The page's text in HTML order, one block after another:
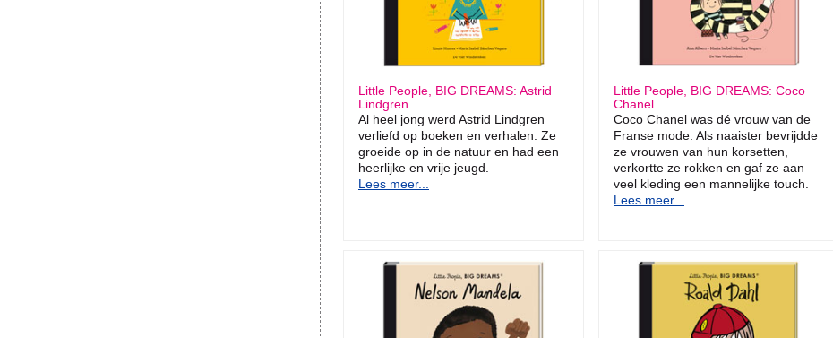
Little People, BIG DREAMS: Astrid
Lindgren
Al heel jong werd Astrid Lindgren
verliefd op boeken en verhalen. Ze
groeide op in de natuur en had een
heerlijke en vrije jeugd.
Lees meer...
Little People, BIG DREAMS: Coco
Chanel
Coco Chanel was dé vrouw van de
Franse mode. Als naaister bevrijdde
ze vrouwen van hun korsetten,
verkortte ze rokken en gaf ze aan
veel kleding een mannelijke touch.
Lees meer...